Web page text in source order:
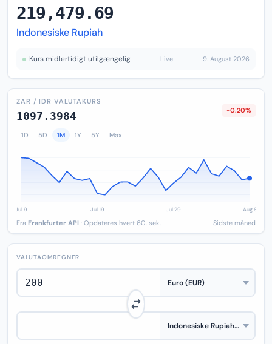
219,479.69
Indonesiske Rupiah
Kurs midlertidigt utilgængelig Live 9. August 2026
ZAR / IDR VALUTAKURS
1097.3984 -0.20%
1D 5D 1M 1Y 5Y Max
Fra Frankfurter API · Opdateres hvert 60. sek. Sidste måned
VALUTAOMREGNER